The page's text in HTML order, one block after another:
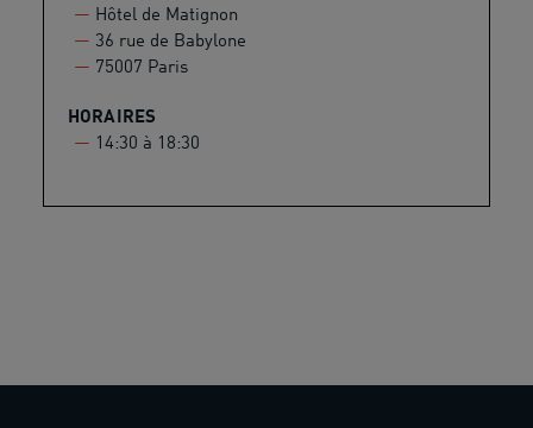
Hôtel de Matignon
36 rue de Babylone
75007 Paris
HORAIRES
14:30 à 18:30